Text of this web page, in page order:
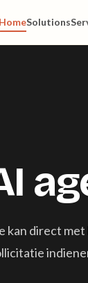
HomeSolutions
kan direct